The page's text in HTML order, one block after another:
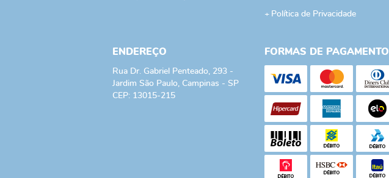
Política de Privacidade
ENDEREÇO
Rua Dr. Gabriel Penteado, 293 -
Jardim São Paulo, Campinas - SP
CEP: 13015-215
FORMAS DE PAGAMENTO